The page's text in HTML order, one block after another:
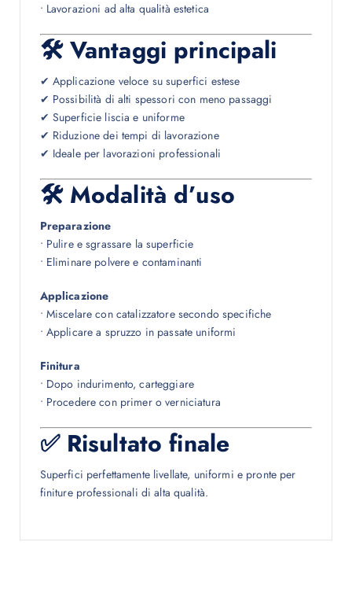
• Lavorazioni ad alta qualità estetica
🛠 Vantaggi principali
✔ Applicazione veloce su superfici estese
✔ Possibilità di alti spessori con meno passaggi
✔ Superficie liscia e uniforme
✔ Riduzione dei tempi di lavorazione
✔ Ideale per lavorazioni professionali
🛠 Modalità d’uso
Preparazione
• Pulire e sgrassare la superficie
• Eliminare polvere e contaminanti
Applicazione
• Miscelare con catalizzatore secondo specifiche
• Applicare a spruzzo in passate uniformi
Finitura
• Dopo indurimento, carteggiare
• Procedere con primer o verniciatura
✅ Risultato finale
Superfici perfettamente livellate, uniformi e pronte per
finiture professionali di alta qualità.